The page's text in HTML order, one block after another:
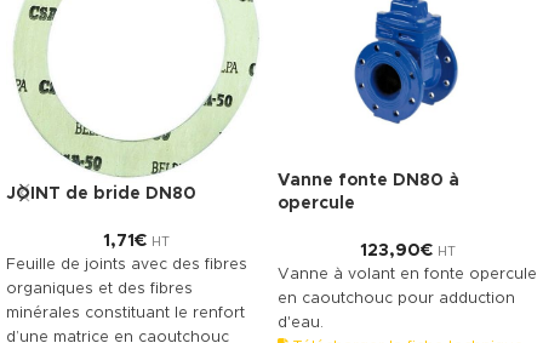
JOINT de bride DN80
1,71 € HT
Feuille de joints avec des fibres
organiques et des fibres
minérales constituant le renfort
d’une matrice en caoutchouc
Vanne fonte DN80 à
opercule
123,90€ HT
Vanne à volant en fonte opercule
en caoutchouc pour adduction
d'eau.